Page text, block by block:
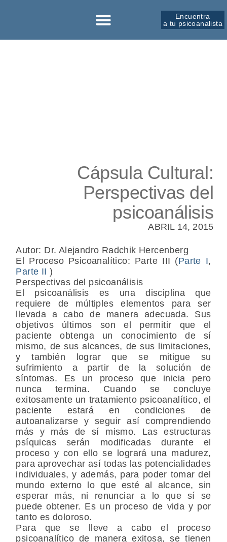
Encuentra
a tu psicoanalista
Cápsula Cultural:
Perspectivas del
psicoanálisis
ABRIL 14, 2015
Autor: Dr. Alejandro Radchik Hercenberg
El Proceso Psicoanalítico: Parte III (Parte I,
Parte II )
Perspectivas del psicoanálisis
El psicoanálisis es una disciplina que
requiere de múltiples elementos para ser
llevada a cabo de manera adecuada. Sus
objetivos últimos son el permitir que el
paciente obtenga un conocimiento de sí
mismo, de sus alcances, de sus limitaciones,
y también lograr que se mitigue su
sufrimiento a partir de la solución de
síntomas. Es un proceso que inicia pero
nunca termina. Cuando se concluye
exitosamente un tratamiento psicoanalítico, el
paciente estará en condiciones de
autoanalizarse y seguir así comprendiendo
más y más de sí mismo. Las estructuras
psíquicas serán modificadas durante el
proceso y con ello se logrará una madurez,
para aprovechar así todas las potencialidades
individuales, y además, para poder tomar del
mundo externo lo que esté al alcance, sin
esperar más, ni renunciar a lo que sí se
puede obtener. Es un proceso de vida y por
tanto es doloroso.
Para que se lleve a cabo el proceso
psicoanalítico de manera exitosa, se tienen